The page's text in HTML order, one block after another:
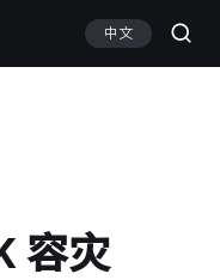
中文
容灾